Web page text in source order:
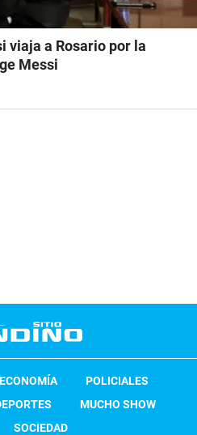
viaja a Rosario por la
Messi
ECONOMÍA
POLICIALES
MUCHO SHOW
SOCIEDAD